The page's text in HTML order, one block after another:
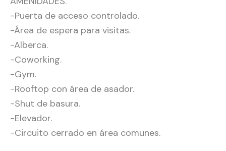
-Puerta de acceso controlado.
-Área de espera para visitas.
-Alberca.
-Coworking.
-Gym.
-Rooftop con área de asador.
-Shut de basura.
-Elevador.
-Circuito cerrado en área comunes.